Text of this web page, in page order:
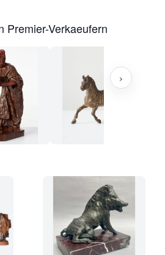
Premier-Verkaeufern
›